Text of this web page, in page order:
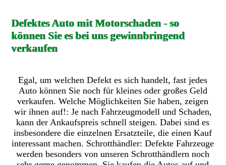
Defektes Auto mit Motorschaden - so
können Sie es bei uns gewinnbringend
verkaufen
Egal, um welchen Defekt es sich handelt, fast jedes
Auto können Sie noch für kleines oder großes Geld
verkaufen. Welche Möglichkeiten Sie haben, zeigen
wir ihnen auf!: Je nach Fahrzeugmodell und Schaden,
kann der Ankaufspreis schnell steigen. Dabei sind es
insbesondere die einzelnen Ersatzteile, die einen Kauf
interessant machen. Schrotthändler: Defekte Fahrzeuge
werden besonders von unseren Schrotthändlern noch